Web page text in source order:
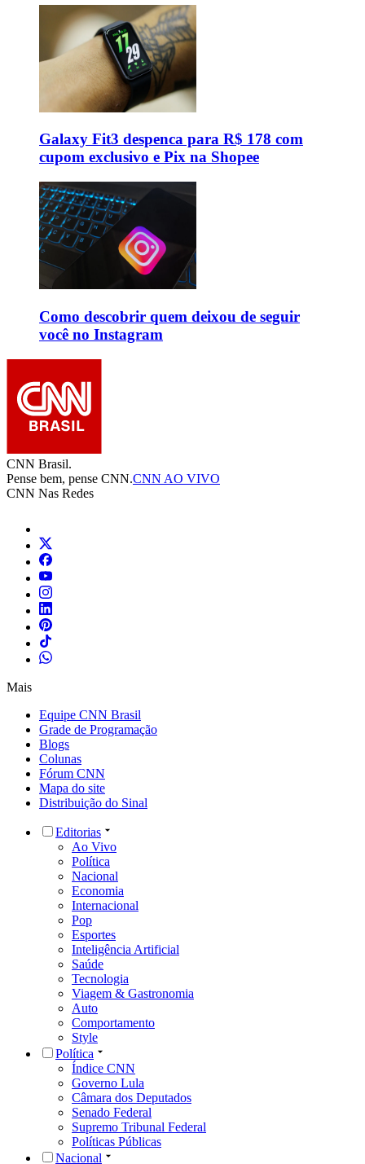
Galaxy Fit3 despenca para R$ 178 com
cupom exclusivo e Pix na Shopee
Como descobrir quem deixou de seguir
você no Instagram
CNN Brasil.
Pense bem, pense CNN.CNN AO VIVO
CNN Nas Redes
Mais
Equipe CNN Brasil
Grade de Programação
Blogs
Colunas
Fórum CNN
Mapa do site
Distribuição do Sinal
Editorias
Ao Vivo
Política
Nacional
Economia
Internacional
Pop
Esportes
Inteligência Artificial
Saúde
Tecnologia
Viagem & Gastronomia
Auto
Comportamento
Style
Política
Índice CNN
Governo Lula
Câmara dos Deputados
Senado Federal
Supremo Tribunal Federal
Políticas Públicas
Nacional